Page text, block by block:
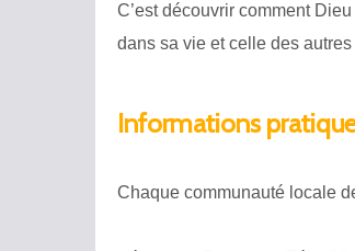
C’est découvrir comment
dans sa vie et celle des autres
Informations
Chaque communauté locale